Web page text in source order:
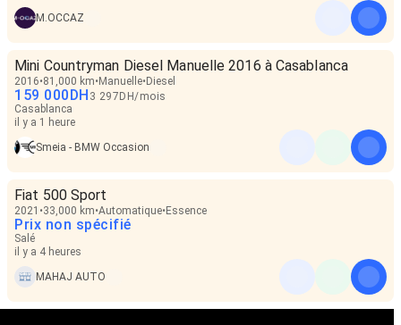
M.OCCAZ
Mini Countryman Diesel Manuelle 2016 à Casablanca
2016 81,000 km Manuelle Diesel
159 000DH 3 297 DH/mois
Casablanca
il y a 1 heure
Smeia - BMW Occasion
Fiat 500 Sport
2021 33,000 km Automatique Essence
Prix non spécifié
Salé
il y a 4 heures
MAHAJ AUTO